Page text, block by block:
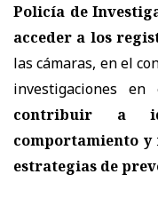
Policía de
acceder a los
las cámaras, en el
investigaciones
contribuir a
comportamiento y
estrategias de